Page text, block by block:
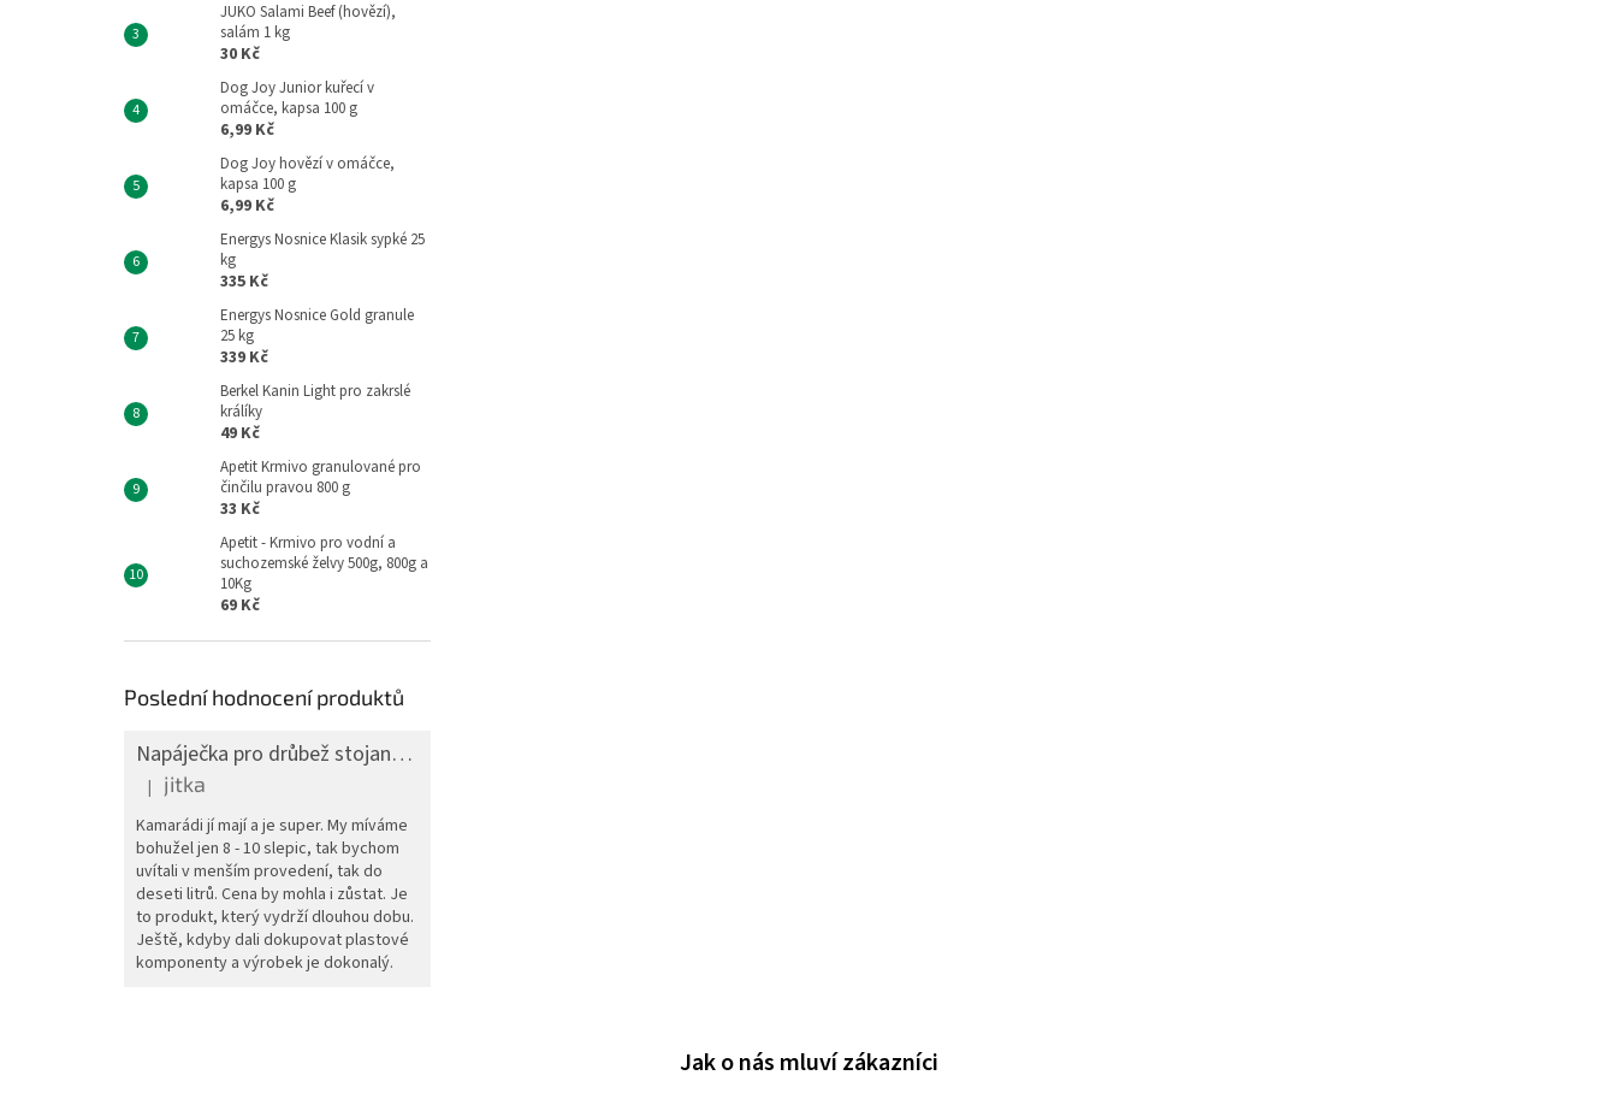
JUKO Salami Beef (hovězí),
salám 1 kg
30 Kč
Dog Joy Junior kuřecí v
omáčce, kapsa 100 g
6,99 Kč
Dog Joy hovězí v omáčce,
kapsa 100 g
6,99 Kč
Energys Nosnice Klasik sypké 25
kg
335 Kč
Energys Nosnice Gold granule
25 kg
339 Kč
Berkel Kanin Light pro zakrslé
králíky
49 Kč
Apetit Krmivo granulované pro
činčilu pravou 800 g
33 Kč
Apetit - Krmivo pro vodní a
suchozemské želvy 500g, 800g a
10Kg
69 Kč
Poslední hodnocení produktů
Napáječka pro drůbež stojanová barelová, pozink, 30 l
Hodnocení produktu je 5 z 5 hvězdiček.
| jitka
Kamarádi jí mají a je super. My míváme
bohužel jen 8 - 10 slepic, tak bychom
uvítali v menším provedení, tak do
deseti litrů. Cena by mohla i zůstat. Je
to produkt, který vydrží dlouhou dobu.
Ještě, kdyby dali dokupovat plastové
komponenty a výrobek je dokonalý.